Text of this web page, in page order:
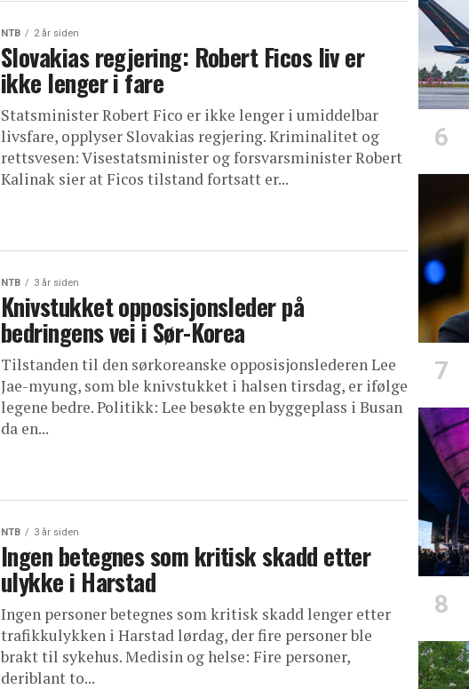
NTB 2 år siden
Slovakias regjering: Robert Ficos liv er
ikke lenger i fare
Statsminister Robert Fico er ikke lenger i umiddelbar
livsfare, opplyser Slovakias regjering. Kriminalitet og
rettsvesen: Visestatsminister og forsvarsminister Robert
Kalinak sier at Ficos tilstand fortsatt er...
NTB 3 år siden
Knivstukket opposisjonsleder på
bedringens vei i Sør-Korea
Tilstanden til den sørkoreanske opposisjonslederen Lee
Jae-myung, som ble knivstukket i halsen tirsdag, er ifølge
legene bedre. Politikk: Lee besøkte en byggeplass i Busan
da en...
NTB 3 år siden
Ingen betegnes som kritisk skadd etter
ulykke i Harstad
Ingen personer betegnes som kritisk skadd lenger etter
trafikkulykken i Harstad lørdag, der fire personer ble
brakt til sykehus. Medisin og helse: Fire personer,
deriblant to...